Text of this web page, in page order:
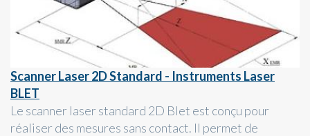
Scanner Laser 2D Standard - Instruments Laser
BLET
Le scanner laser standard 2D Blet est conçu pour
réaliser des mesures sans contact. Il permet de